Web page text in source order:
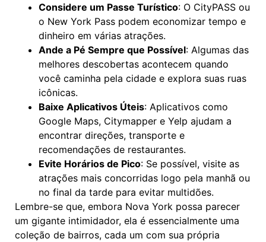
Considere um Passe Turístico: O CityPASS ou
o New York Pass podem economizar tempo e
dinheiro em várias atrações.
Ande a Pé Sempre que Possível: Algumas das
melhores descobertas acontecem quando
você caminha pela cidade e explora suas ruas
icônicas.
Baixe Aplicativos Úteis: Aplicativos como
Google Maps, Citymapper e Yelp ajudam a
encontrar direções, transporte e
recomendações de restaurantes.
Evite Horários de Pico: Se possível, visite as
atrações mais concorridas logo pela manhã ou
no final da tarde para evitar multidões.
Lembre-se que, embora Nova York possa parecer
um gigante intimidador, ela é essencialmente uma
coleção de bairros, cada um com sua própria